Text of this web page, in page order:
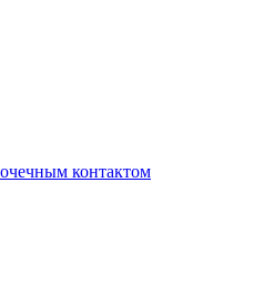
контактом